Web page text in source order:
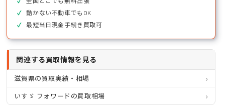
動かない不動車でもOK
最短当日現金手続き買取可
関連する買取情報を見る
滋賀県の買取実績・相場
いすゞ フォワードの買取相場